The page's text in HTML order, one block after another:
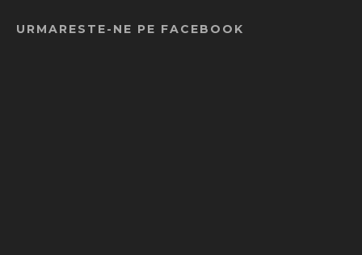
URMARESTE-NE PE FACEBOOK